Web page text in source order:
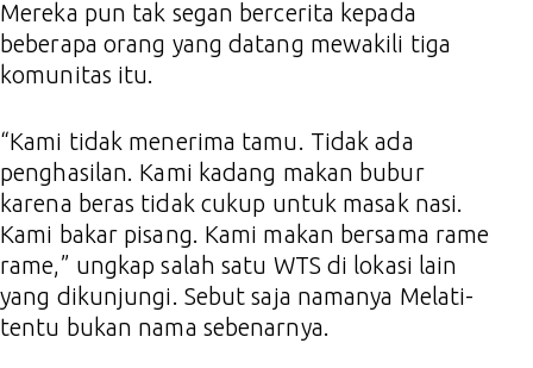
Mereka pun tak segan bercerita kepada
beberapa orang yang datang mewakili tiga
komunitas itu.
“Kami tidak menerima tamu. Tidak ada
penghasilan. Kami kadang makan bubur
karena beras tidak cukup untuk masak nasi.
Kami bakar pisang. Kami makan bersama rame
rame,” ungkap salah satu WTS di lokasi lain
yang dikunjungi. Sebut saja namanya Melati-
tentu bukan nama sebenarnya.